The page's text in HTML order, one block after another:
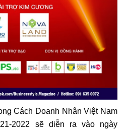
Cách Doanh Nhân Việt Nam
2022 sẽ diễn ra vào ngày